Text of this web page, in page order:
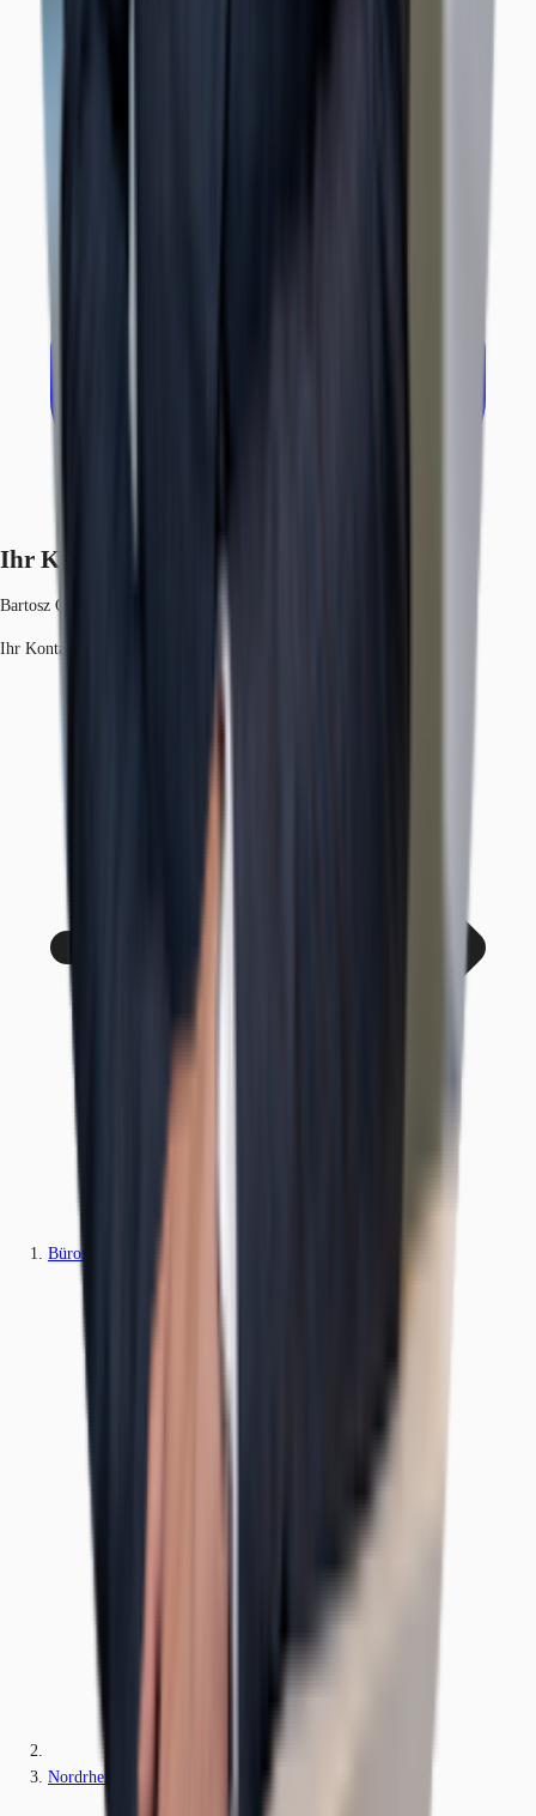
Ihr Kontakt
Bartosz Olszewski
Ihr Kontakt
Büros
Nordrhein-Westfalen